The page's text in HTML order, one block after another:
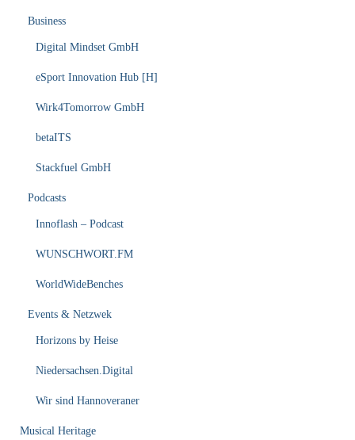
Business
Digital Mindset GmbH
eSport Innovation Hub [H]
Wirk4Tomorrow GmbH
betaITS
Stackfuel GmbH
Podcasts
Innoflash – Podcast
WUNSCHWORT.FM
WorldWideBenches
Events & Netzwek
Horizons by Heise
Niedersachsen.Digital
Wir sind Hannoveraner
Musical Heritage